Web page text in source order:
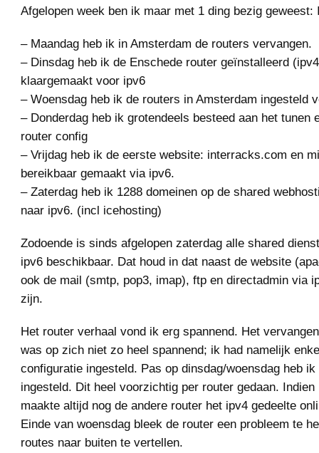
Afgelopen week ben ik maar met 1 ding bezig geweest:
– Maandag heb ik in Amsterdam de routers vervangen.
– Dinsdag heb ik de Enschede router geïnstalleerd
klaargemaakt voor ipv6
– Woensdag heb ik de routers in Amsterdam ingesteld
– Donderdag heb ik grotendeels besteed aan het tunen
router config
– Vrijdag heb ik de eerste website: interracks.com en
bereikbaar gemaakt via ipv6.
– Zaterdag heb ik 1288 domeinen op de shared
naar ipv6. (incl icehosting)
Zodoende is sinds afgelopen zaterdag alle shared
ipv6 beschikbaar. Dat houd in dat naast de website
ook de mail (smtp, pop3, imap), ftp en directadmin via
zijn.
Het router verhaal vond ik erg spannend. Het
was op zich niet zo heel spannend; ik had namelijk
configuratie ingesteld. Pas op dinsdag/woensdag heb
ingesteld. Dit heel voorzichtig per router gedaan. Indien
maakte altijd nog de andere router het ipv4 gedeelte
Einde van woensdag bleek de router een probleem te
routes naar buiten te vertellen.